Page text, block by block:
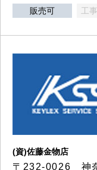
販売可 工
(資)佐藤金物店
〒232-0026 神